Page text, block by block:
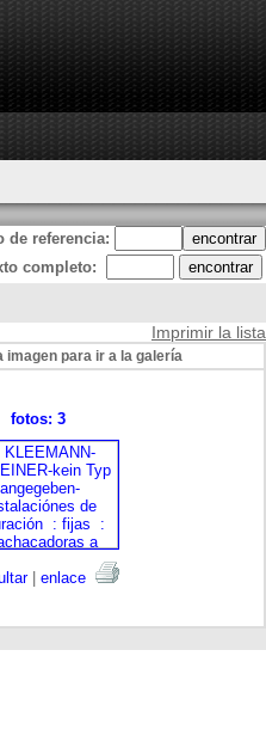
de referencia:
completo:
Imprimir la lista
imagen para ir a la galería
fotos: 3
| enlace